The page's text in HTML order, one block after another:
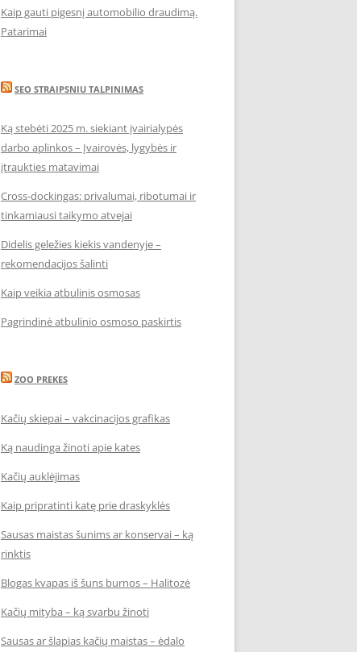
Kaip gauti pigesnį automobilio draudimą.
Patarimai
SEO STRAIPSNIU TALPINIMAS
Ką stebėti 2025 m. siekiant įvairialypės
darbo aplinkos – Įvairovės, lygybės ir
įtraukties matavimai
Cross-dockingas: privalumai, ribotumai ir
tinkamiausi taikymo atvejai
Didelis geležies kiekis vandenyje –
rekomendacijos šalinti
Kaip veikia atbulinis osmosas
Pagrindinė atbulinio osmoso paskirtis
ZOO PREKES
Kačių skiepai – vakcinacijos grafikas
Ką naudinga žinoti apie kates
Kačių auklėjimas
Kaip pripratinti katę prie draskyklės
Sausas maistas šunims ar konservai – ką
rinktis
Blogas kvapas iš šuns burnos – Halitozė
Kačių mityba – ką svarbu žinoti
Sausas ar šlapias kačių maistas – ėdalo